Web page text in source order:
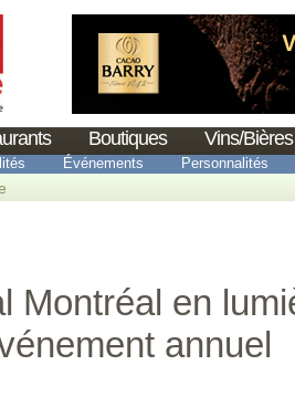
Boutiques Vins/Bières
Événements Personnalités
Montréal en
annuel